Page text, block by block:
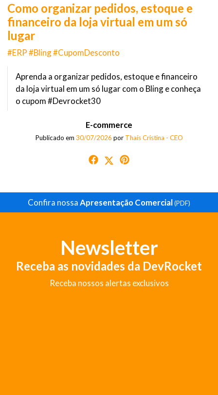
Como organizar pedidos, estoque e
financeiro da loja virtual em um só
lugar
#ERP #Bling #CupomDesconto
Aprenda a organizar pedidos, estoque e financeiro
da loja virtual em um só lugar com o Bling e conheça
o cupom #Devrocket30
E-commerce
Publicado em 30/07/2026 por Thaís Cristina - CEO
Confira nossaApresentação Comercial(PDF)
Newsletter
Receba as novidades da DevRocket
Receba nossos alertas exclusivos